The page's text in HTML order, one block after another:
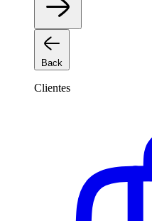
Back
Clientes